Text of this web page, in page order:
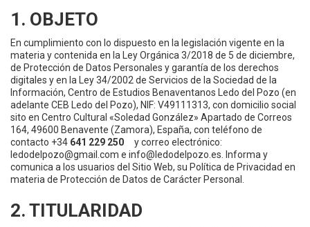
1. OBJETO
En cumplimiento con lo dispuesto en la legislación vigente en la
materia y contenida en la Ley Orgánica 3/2018 de 5 de diciembre,
de Protección de Datos Personales y garantía de los derechos
digitales y en la Ley 34/2002 de Servicios de la Sociedad de la
Información, Centro de Estudios Benaventanos Ledo del Pozo (en
adelante CEB Ledo del Pozo), NIF: V49111313, con domicilio social
sito en Centro Cultural «Soledad González» Apartado de Correos
164, 49600 Benavente (Zamora), España, con teléfono de
contacto +34 641 229 250
y correo electrónico:
ledodelpozo@gmail.com e info@ledodelpozo.es. Informa y
comunica a los usuarios del Sitio Web, su Política de Privacidad en
materia de Protección de Datos de Carácter Personal.
2. TITULARIDAD